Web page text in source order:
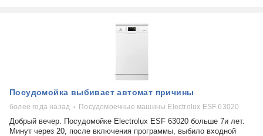
Посудомойка выбивает автомат причины
более года назад Посудомоечные машины Electrolux ESF 63020
Добрый вечер. Посудомойке Electrolux ESF 63020 больше 7и лет.
Минут через 20, после включения программы, выбило входной